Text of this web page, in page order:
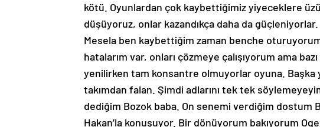
kötü. Oyunlardan çok kaybettiğimiz yiyeceklere
düşüyoruz, onlar kazandıkça daha da
Mesela ben kaybettiğim zaman benche
hatalarım var, onları çözmeye çalışıyorum ama
yenilirken tam konsantre olmuyorlar oyuna. Başka
takımdan falan. Şimdi adlarını tek tek
dediğim Bozok baba. On senemi verdiğim dostum
Hakan’la konuşuyor. Bir dönüyorum bakıyorum